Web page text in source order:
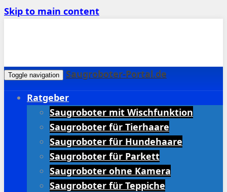
Skip to main content
Toggle navigation
Saugroboter-Portal.de
Ratgeber
Saugroboter mit Wischfunktion
Saugroboter für Tierhaare
Saugroboter für Hundehaare
Saugroboter für Parkett
Saugroboter ohne Kamera
Saugroboter für Teppiche